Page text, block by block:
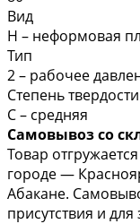
Вид
Н – неформовая
Тип
2 – рабочее
Степень твердости
С – средняя
Самовывоз со
Товар
городе —
Абакане.
присутствия и